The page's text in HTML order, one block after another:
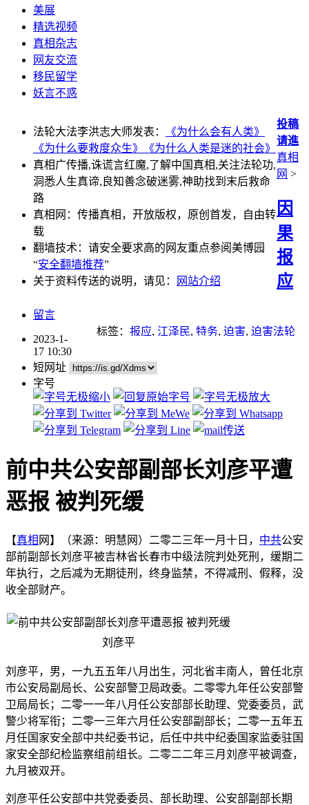
美展
精选视频
真相杂志
网友交流
移民留学
妖言不惑
法轮大法李洪志大师发表：
《为什么会有人类》
《为什么要救度众生》
《为什么人类是迷的社会》
真相广传播,诛谎言红魔,了解中国真相,关注法轮功,
洞悉人生真谛,良知善念破迷雾,神助找到末后救命
路
真相网：传播真相，开放版权，原创首发，自由转
载
翻墙技术：请安全要求高的网友重点参阅美博园
“安全翻墙推荐”
关于资料传送的说明，请见：
网站介绍
投稿
请進
真相
网 >
因
果
报
应
留言
标签： 报应, 江泽民, 特务, 迫害, 迫害法轮
2023-1-
17 10:30
短网址
字号
前中共公安部副部长刘彦平遭
恶报 被判死缓
【真相 网】（来源：明慧网）二零二三年一月十日， 中共公安
部前副部长刘彦平被吉林省长春市中级法院判处死刑，缓期二
年执行，之后减为无期徒刑，终身监禁，不得减刑、假释，没
收全部财产。
刘彦平
刘彦平，男，一九五五年八月出生，河北省丰南人，曾任北京
市公安局副局长、公安部警卫局政委。二零零九年任公安部警
卫局局长；二零一一年八月任公安部部长助理、党委委员，武
警少将军衔；二零一三年六月任公安部副部长；二零一五年五
月任国家安全部中共纪委书记，后任中共中纪委国家监委驻国
家安全部纪检监察组前组长。二零二二年三月刘彦平被调查，
九月被双开。
刘彦平任公安部中共党委委员、部长助理、公安部副部长期